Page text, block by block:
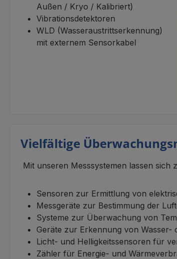
Außen / Kryo / Kalibriert)
Vibrationsdetektoren
WLD (Wasseraustrittserkennung)
mit externem Sensorkabel
Vielfältige
Mit unseren Messsystemen lassen sich
Sensoren zur Ermittlung von
Messgeräte zur Bestimmung der
Systeme zur Überwachung von
Geräte zur Erkennung von Wasser-
Licht- und Helligkeitssensoren für
Zähler für Energie- und